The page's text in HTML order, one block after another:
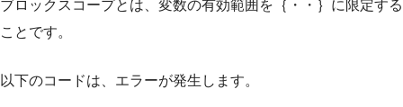
ブロックスコープとは、変数の有効範囲を｛・・｝に限定する
ことです。
以下のコードは、エラーが発生します。